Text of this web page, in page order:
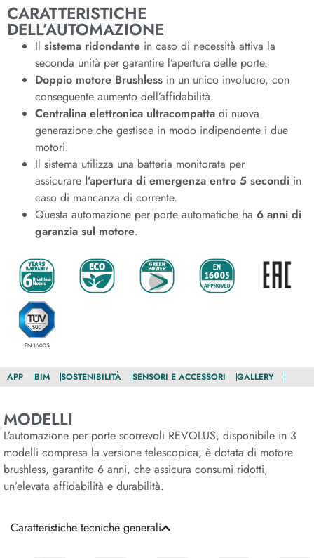
CARATTERISTICHE
DELL’AUTOMAZIONE
Il sistema ridondante in caso di necessità attiva la
seconda unità per garantire l’apertura delle porte.
Doppio motore Brushless in un unico involucro, con
conseguente aumento dell’affidabilità.
Centralina elettronica ultracompatta di nuova
generazione che gestisce in modo indipendente i due
motori.
Il sistema utilizza una batteria monitorata per
assicurare l’apertura di emergenza entro 5 secondi in
caso di mancanza di corrente.
Questa automazione per porte automatiche ha 6 anni di
garanzia sul motore.
EN 16005
APP BIM SOSTENIBILITÀ SENSORI E ACCESSORI GALLERY
MODELLI
L’automazione per porte scorrevoli REVOLUS, disponibile in 3
modelli compresa la versione telescopica, è dotata di motore
brushless, garantito 6 anni, che assicura consumi ridotti,
un’elevata affidabilità e durabilità.
Caratteristiche tecniche generali